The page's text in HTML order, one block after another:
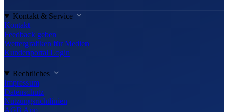
Kontakt & Service
Kontakt
Feedback geben
Wettergrafiken für Medien
Kundenportal Login
Rechtliches
Impressum
Datenschutz
Nutzungsrichtlinien
AGB App